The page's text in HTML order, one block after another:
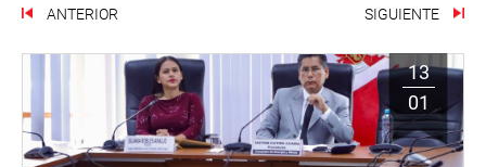
ANTERIOR SIGUIENTE
13
01